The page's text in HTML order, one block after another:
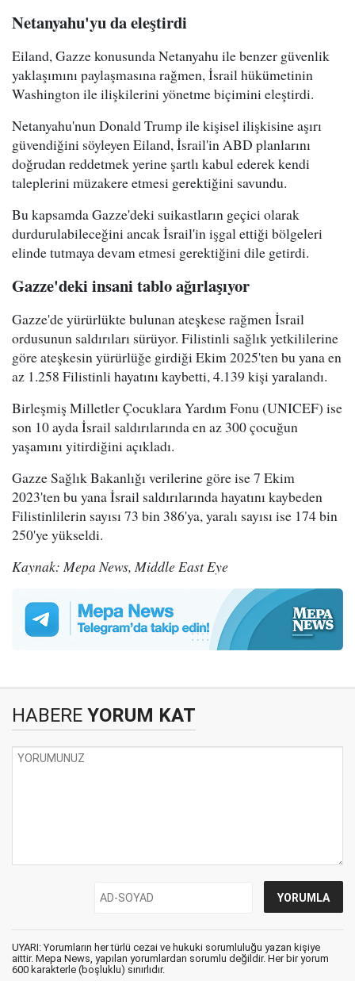
Netanyahu'yu da eleştirdi
Eiland, Gazze konusunda Netanyahu ile benzer güvenlik
yaklaşımını paylaşmasına rağmen, İsrail hükümetinin
Washington ile ilişkilerini yönetme biçimini eleştirdi.
Netanyahu'nun Donald Trump ile kişisel ilişkisine aşırı
güvendiğini söyleyen Eiland, İsrail'in ABD planlarını
doğrudan reddetmek yerine şartlı kabul ederek kendi
taleplerini müzakere etmesi gerektiğini savundu.
Bu kapsamda Gazze'deki suikastların geçici olarak
durdurulabileceğini ancak İsrail'in işgal ettiği bölgeleri
elinde tutmaya devam etmesi gerektiğini dile getirdi.
Gazze'deki insani tablo ağırlaşıyor
Gazze'de yürürlükte bulunan ateşkese rağmen İsrail
ordusunun saldırıları sürüyor. Filistinli sağlık yetkililerine
göre ateşkesin yürürlüğe girdiği Ekim 2025'ten bu yana en
az 1.258 Filistinli hayatını kaybetti, 4.139 kişi yaralandı.
Birleşmiş Milletler Çocuklara Yardım Fonu (UNICEF) ise
son 10 ayda İsrail saldırılarında en az 300 çocuğun
yaşamını yitirdiğini açıkladı.
Gazze Sağlık Bakanlığı verilerine göre ise 7 Ekim
2023'ten bu yana İsrail saldırılarında hayatını kaybeden
Filistinlilerin sayısı 73 bin 386'ya, yaralı sayısı ise 174 bin
250'ye yükseldi.
Kaynak: Mepa News, Middle East Eye
HABERE YORUM KAT
UYARI: Yorumların her türlü cezai ve hukuki sorumluluğu yazan kişiye
aittir. Mepa News, yapılan yorumlardan sorumlu değildir. Her bir yorum
600 karakterle (boşluklu) sınırlıdır.